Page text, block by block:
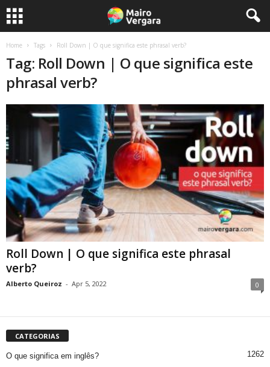
Home Tags Roll Down | O que significa este phrasal verb?
Tag: Roll Down | O que significa este
phrasal verb?
Roll Down | O que significa este phrasal
verb?
Alberto Queiroz - Apr 5, 2022 0
CATEGORIAS
O que significa em inglês? 1262